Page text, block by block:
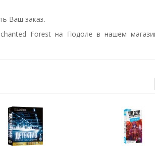
Ваш заказ.
Forest на Подоле в нашем